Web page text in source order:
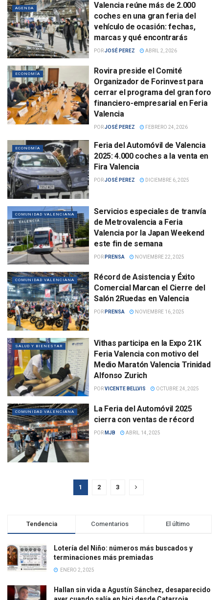
AGENDA
Valencia reúne más de 2.000
coches en una gran feria del
vehículo de ocasión: fechas,
marcas y qué encontrarás
PORJOSÉ PEREZ ABRIL 2, 2026
ECONOMÍA
Rovira preside el Comité
Organizador de Forinvest para
cerrar el programa del gran foro
financiero-empresarial en Feria
Valencia
PORJOSÉ PEREZ FEBRERO 24, 2026
ECONOMÍA
Feria del Automóvil de Valencia
2025: 4.000 coches a la venta en
Fira Valencia
PORJOSÉ PEREZ DICIEMBRE 6, 2025
COMUNIDAD VALENCIANA
Servicios especiales de tranvía
de Metrovalencia a Feria
Valencia por la Japan Weekend
este fin de semana
POR PRENSA NOVIEMBRE 22, 2025
COMUNIDAD VALENCIANA
Récord de Asistencia y Éxito
Comercial Marcan el Cierre del
Salón 2Ruedas en Valencia
POR PRENSA NOVIEMBRE 16, 2025
SALUD Y BIENESTAR
Vithas participa en la Expo 21K
Feria Valencia con motivo del
Medio Maratón Valencia Trinidad
Alfonso Zurich
PORVICENTE BELLVIS OCTUBRE 24, 2025
COMUNIDAD VALENCIANA
La Feria del Automóvil 2025
cierra con ventas de récord
POR MJB ABRIL 14, 2025
1 2 3
Tendencia Comentarios El último
Lotería del Niño: números más buscados y
terminaciones más premiadas
ENERO 2, 2025
Hallan sin vida a Agustín Sánchez, desaparecido